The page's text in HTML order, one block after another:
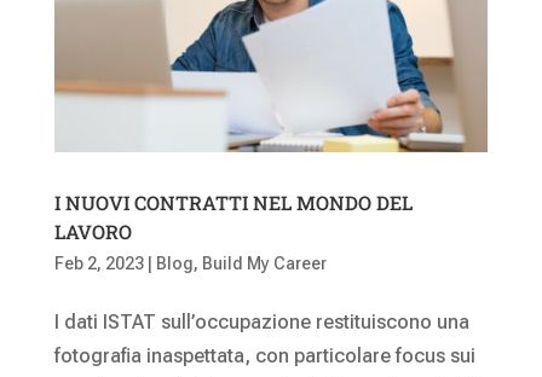
I NUOVI CONTRATTI NEL MONDO DEL
LAVORO
Feb 2, 2023| Blog, Build My Career
I dati ISTAT sull’occupazione restituiscono una
fotografia inaspettata, con particolare focus sui